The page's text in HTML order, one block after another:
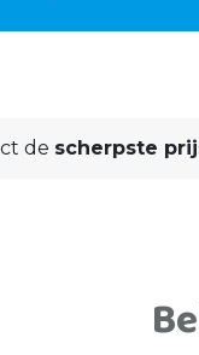
de scherpste